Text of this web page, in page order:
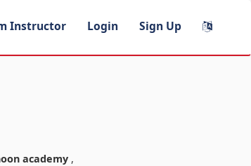
Instructor Login Sign Up
academy ,